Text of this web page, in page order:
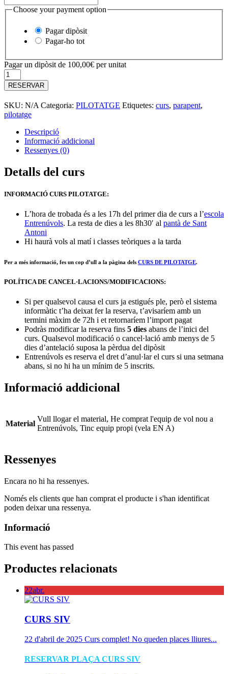
Choose your payment option
Pagar dipòsit
Pagar-ho tot
Pagar un dipòsit de 100,00€ per unitat
quantitat
de
CURS
PILOTATGE
RESERVAR
SKU: N/A Categoria: PILOTATGE Etiquetes: curs, parapent,
pilotatge
Descripció
Informació addicional
Ressenyes (0)
Detalls del curs
INFORMACIÓ CURS PILOTATGE:
L’hora de trobada és a les 17h del primer dia de curs a l’escola
Entrenúvols. La resta de dies a les 8h30′ al pantà de Sant
Antoni
Hi haurà vols al matí i classes teòriques a la tarda
Per a més informació, fes un cop d’ull a la pàgina dels CURS DE PILOTATGE.
POLÍTICA DE CANCEL·LACIONS/MODIFICACIONS:
Si per qualsevol causa el curs ja estigués ple, però el sistema
informàtic t’ha deixat fer la reserva, t’avisaríem amb un
termini màxim de 72h i et retornaríem l’import pagat
Podràs modificar la reserva fins 5 dies abans de l’inici del
curs. Qualsevol modificació o cancel·lació amb menys de 5
dies d’antelació suposa la pèrdua del dipòsit
Entrenúvols es reserva el dret d’anul·lar el curs si una setmana
abans, si no hi ha un mínim de 5 inscrits.
Informació addicional
Material
Vull llogar el material, He comprat l'equip de vol nou a
Entrenúvols, Tinc equip propi (vela EN A)
Ressenyes
Encara no hi ha ressenyes.
Només els clients que han comprat el producte i s'han identificat
poden deixar una ressenya.
Informació
This event has passed
Productes relacionats
22abr.
CURS SIV
22 d'abril de 2025 Curs complet! No queden places lliures...
RESERVAR PLAÇA CURS SIV